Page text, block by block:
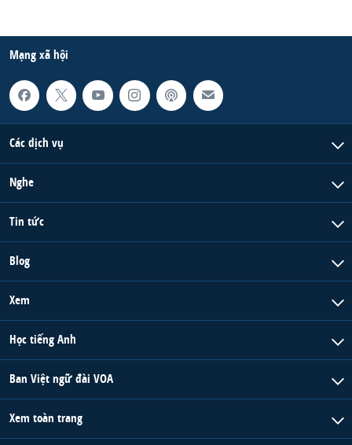
Mạng xã hội
Các dịch vụ
Nghe
Tin tức
Blog
Xem
Học tiếng Anh
Ban Việt ngữ đài VOA
Xem toàn trang